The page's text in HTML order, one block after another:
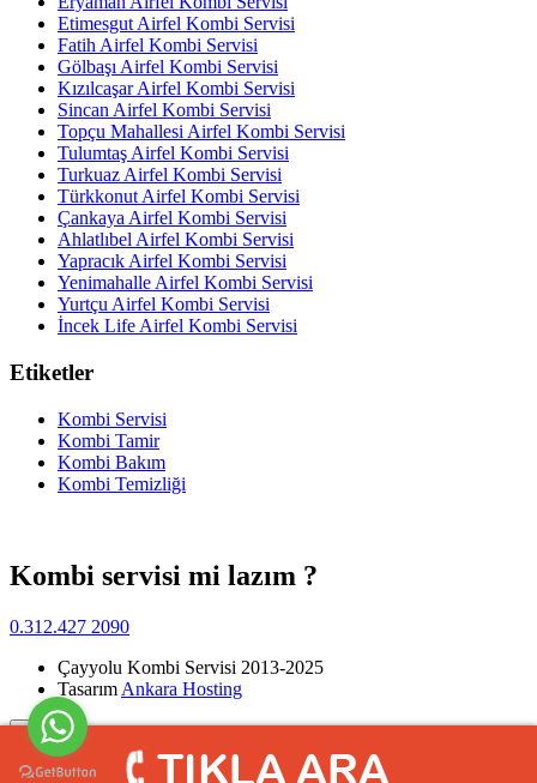
Etimesgut Airfel Kombi Servisi
Fatih Airfel Kombi Servisi
Gölbaşı Airfel Kombi Servisi
Kızılcaşar Airfel Kombi Servisi
Sincan Airfel Kombi Servisi
Topçu Mahallesi Airfel Kombi Servisi
Tulumtaş Airfel Kombi Servisi
Turkuaz Airfel Kombi Servisi
Türkkonut Airfel Kombi Servisi
Çankaya Airfel Kombi Servisi
Ahlatlıbel Airfel Kombi Servisi
Yapracık Airfel Kombi Servisi
Yenimahalle Airfel Kombi Servisi
Yurtçu Airfel Kombi Servisi
İncek Life Airfel Kombi Servisi
Etiketler
Kombi Servisi
Kombi Tamir
Kombi Bakım
Kombi Temizliği
Kombi servisi mi lazım ?
0.312.427 2090
Çayyolu Kombi Servisi 2013-2025
Tasarım Ankara Hosting
Yukarı
>